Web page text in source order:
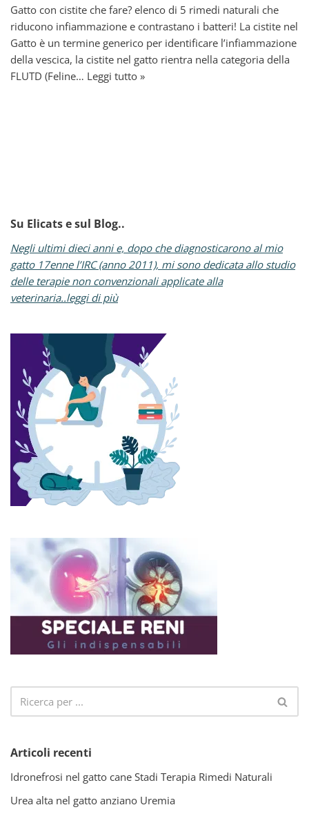
Gatto con cistite che fare? elenco di 5 rimedi naturali che
riducono infiammazione e contrastano i batteri! La cistite nel
Gatto è un termine generico per identificare l’infiammazione
della vescica, la cistite nel gatto rientra nella categoria della
FLUTD (Feline… Leggi tutto »
Su Elicats e sul Blog..
Negli ultimi dieci anni e, dopo che diagnosticarono al mio
gatto 17enne l’IRC (anno 2011), mi sono dedicata allo studio
delle terapie non convenzionali applicate alla
veterinaria..leggi di più
Articoli recenti
Idronefrosi nel gatto cane Stadi Terapia Rimedi Naturali
Urea alta nel gatto anziano Uremia